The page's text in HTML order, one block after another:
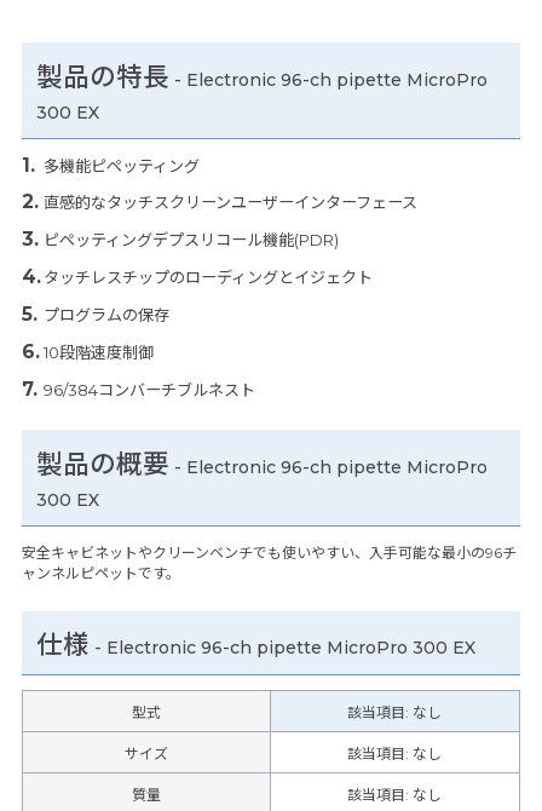
製品の特長 - Electronic 96-ch pipette MicroPro
300 EX
多機能ピペッティング
直感的なタッチスクリーンユーザーインターフェース
ピペッティングデプスリコール機能(PDR)
タッチレスチップのローディングとイジェクト
プログラムの保存
10段階速度制御
96/384コンバーチブルネスト
製品の概要 - Electronic 96-ch pipette MicroPro
300 EX
安全キャビネットやクリーンベンチでも使いやすい、入手可能な最小の96チ
ャンネルピペットです。
仕様 - Electronic 96-ch pipette MicroPro 300 EX
型式 該当項目: なし
サイズ 該当項目: なし
質量 該当項目: なし